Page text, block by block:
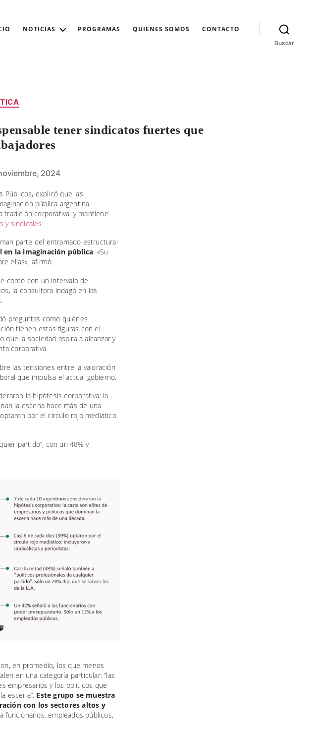
NOTICIAS PROGRAMAS QUIENES SOMOS CONTACTO
Buscar
tener sindicatos fuertes que
2024
Públicos, explicó que las
pública argentina.
tradición corporativa, y mantiene
y sindicales.
parte del entramado estructural
en la imaginación pública. «Su
ellas», afirmó.
contó con un intervalo de
la consultora indagó en las
preguntas como quiénes
tienen estas figuras con el
que la sociedad aspira a alcanzar y
corporativa.
las tensiones entre la valoración
que impulsa el actual gobierno.
la hipótesis corporativa: la
la escena hace más de una
por el círculo rojo mediático
partido”, con un 48% y
en promedio, los que menos
en una categoría particular: “las
empresarios y los políticos que
escena”. Este grupo se muestra
con los sectores altos y
funcionarios, empleados públicos,